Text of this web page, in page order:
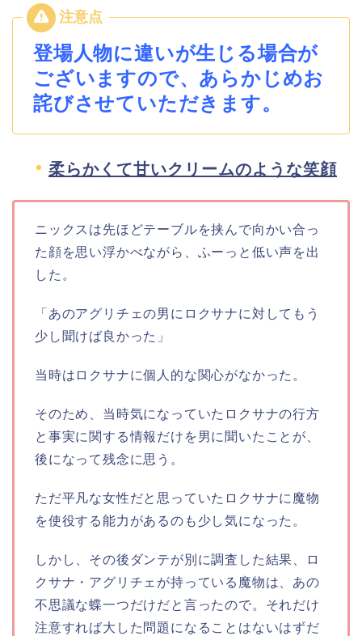
登場人物に違いが生じる場合が
ございますので、あらかじめお
詫びさせていただきます。
柔らかくて甘いクリームのような笑顔
ニックスは先ほどテーブルを挟んで向かい合っ
た顔を思い浮かべながら、ふーっと低い声を出
した。
「あのアグリチェの男にロクサナに対してもう
少し聞けば良かった」
当時はロクサナに個人的な関心がなかった。
そのため、当時気になっていたロクサナの行方
と事実に関する情報だけを男に聞いたことが、
後になって残念に思う。
ただ平凡な女性だと思っていたロクサナに魔物
を使役する能力があるのも少し気になった。
しかし、その後ダンテが別に調査した結果、ロ
クサナ・アグリチェが持っている魔物は、あの
不思議な蝶一つだけだと言ったので。それだけ
注意すれば大した問題になることはないはずだ